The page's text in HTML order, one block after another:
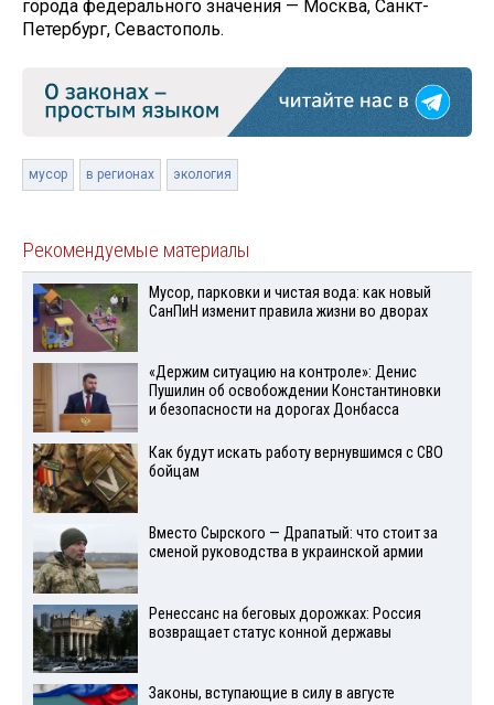
города федерального значения — Москва, Санкт-
Петербург, Севастополь.
мусор в регионах экология
Рекомендуемые материалы
Мусор, парковки и чистая вода: как новый
СанПиН изменит правила жизни во дворах
«Держим ситуацию на контроле»: Денис
Пушилин об освобождении Константиновки
и безопасности на дорогах Донбасса
Как будут искать работу вернувшимся с СВО
бойцам
Вместо Сырского — Драпатый: что стоит за
сменой руководства в украинской армии
Ренессанс на беговых дорожках: Россия
возвращает статус конной державы
Законы, вступающие в силу в августе